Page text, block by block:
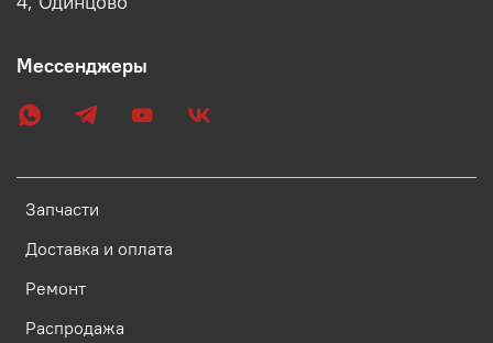
Запчасти
Доставка и оплата
Ремонт
Распродажа
Мессенджеры